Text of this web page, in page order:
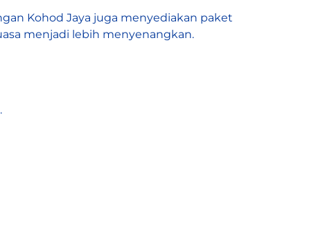
Kohod Jaya juga menyediakan paket
menjadi lebih menyenangkan.